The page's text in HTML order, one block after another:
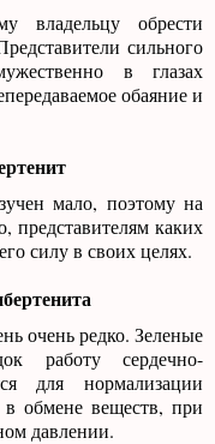
владельцу обрести
сильного
в глазах
обаяние и
мало, поэтому на
представителям каких
силу в своих целях.
очень редко. Зеленые
работу сердечно-
для нормализации
в обмене веществ, при
давлении.